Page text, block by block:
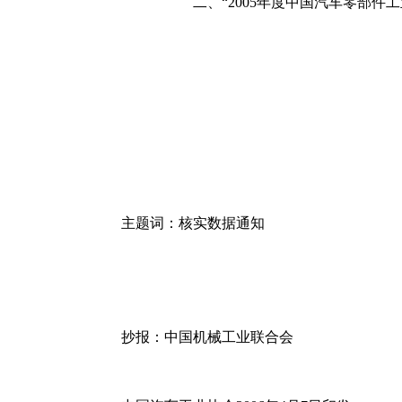
主题词：核实数据通知
抄报：中国机械工业联合会